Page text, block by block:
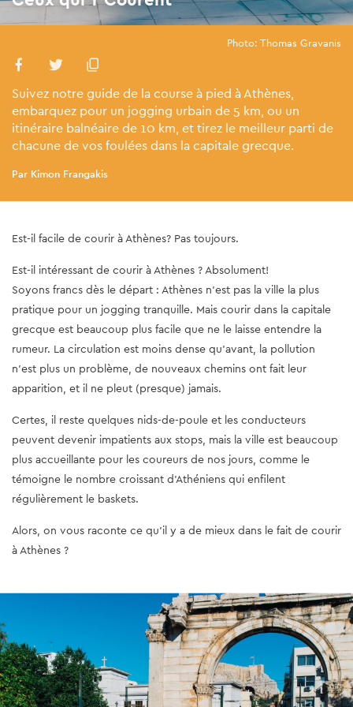
Photo: Thomas Gravanis
Suivez notre guide de la course à pied à Athènes,
embarquez pour un jogging urbain de 5 km, ou un
itinéraire balnéaire de 10 km, et tirez le meilleur parti de
chacune de vos foulées dans la capitale grecque.
Par Kimon Frangakis
Est-il facile de courir à Athènes? Pas toujours.
Est-il intéressant de courir à Athènes ? Absolument!
Soyons francs dès le départ : Athènes n'est pas la ville la plus
pratique pour un jogging tranquille. Mais courir dans la capitale
grecque est beaucoup plus facile que ne le laisse entendre la
rumeur. La circulation est moins dense qu'avant, la pollution
n'est plus un problème, de nouveaux chemins ont fait leur
apparition, et il ne pleut (presque) jamais.
Certes, il reste quelques nids-de-poule et les conducteurs
peuvent devenir impatients aux stops, mais la ville est beaucoup
plus accueillante pour les coureurs de nos jours, comme le
témoigne le nombre croissant d'Athéniens qui enfilent
régulièrement le baskets.
Alors, on vous raconte ce qu’il y a de mieux dans le fait de courir
à Athènes ?